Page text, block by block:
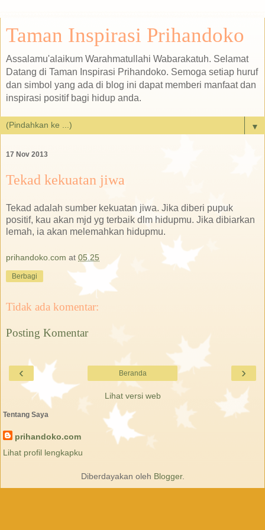
Taman Inspirasi Prihandoko
Assalamu'alaikum Warahmatullahi Wabarakatuh. Selamat
Datang di Taman Inspirasi Prihandoko. Semoga setiap huruf
dan simbol yang ada di blog ini dapat memberi manfaat dan
inspirasi positif bagi hidup anda.
▼
17 Nov 2013
Tekad kekuatan jiwa
Tekad adalah sumber kekuatan jiwa. Jika diberi pupuk
positif, kau akan mjd yg terbaik dlm hidupmu. Jika dibiarkan
lemah, ia akan melemahkan hidupmu.
prihandoko.com at 05.25
Berbagi
Tidak ada komentar:
Posting Komentar
‹ ›
Beranda
Lihat versi web
Tentang Saya
prihandoko.com
Lihat profil lengkapku
Diberdayakan oleh Blogger.